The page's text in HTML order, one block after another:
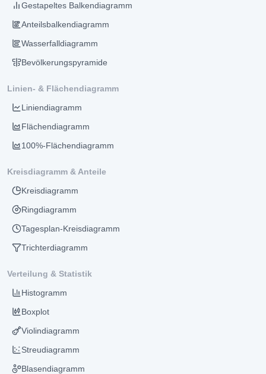
Gestapeltes Balkendiagramm
Anteilsbalkendiagramm
Wasserfalldiagramm
Bevölkerungspyramide
Linien- & Flächendiagramm
Liniendiagramm
Flächendiagramm
100%-Flächendiagramm
Kreisdiagramm & Anteile
Kreisdiagramm
Ringdiagramm
Tagesplan-Kreisdiagramm
Trichterdiagramm
Verteilung & Statistik
Histogramm
Boxplot
Violindiagramm
Streudiagramm
Blasendiagramm